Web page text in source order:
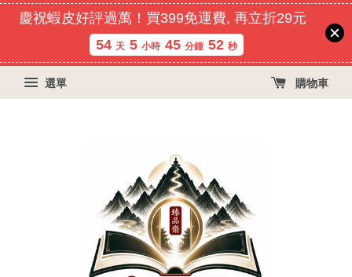
慶祝蝦皮好評過萬！買399免運費, 再立折29元
54 天 5 小時 45 分鐘 52 秒
選單 購物車